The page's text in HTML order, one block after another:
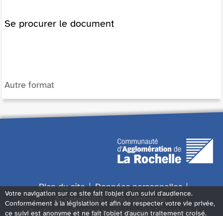
Se procurer le document
Autre format
Plan du site
Données personnelles
Accessibilité : non conforme
Accès sourds et malentendants
Contact
Votre navigation sur ce site fait l'objet d'un suivi d'audience.
Conformément à la législation et afin de respecter votre vie privée,
ce suivi est anonyme et ne fait l'objet d'aucun traitement croisé.